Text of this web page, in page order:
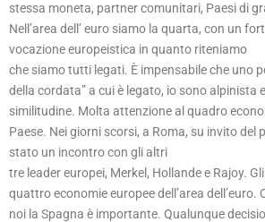
stessa moneta, partner comunitari, Paesi di
Nell’area dell’ euro siamo la quarta, con un
vocazione europeistica in quanto riteniamo
che siamo tutti legati. È impensabile che uno
della cordata” a cui è legato, io sono alpinista
similitudine. Molta attenzione al quadro
Paese. Nei giorni scorsi, a Roma, su invito del
stato un incontro con gli altri
tre leader europei, Merkel, Hollande e Rajoy.
quattro economie europee dell’area dell’euro.
noi la Spagna è importante. Qualunque